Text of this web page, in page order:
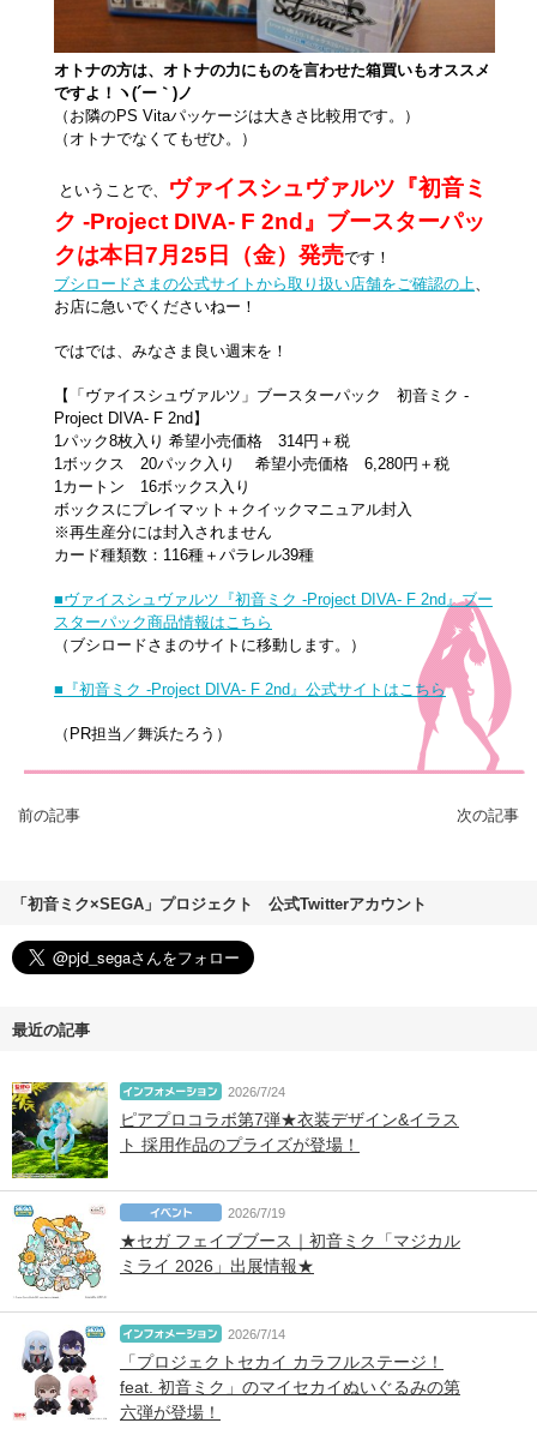
オトナの方は、オトナの力にものを言わせた箱買いもオススメ
ですよ！ヽ(´ー｀)ノ
（お隣のPS Vitaパッケージは大きさ比較用です。）
（オトナでなくてもぜひ。）
ということで、
ヴァイスシュヴァルツ『初音ミ
ク -Project DIVA- F 2nd』ブースターパッ
クは本日7月25日（金）発売です！
ブシロードさまの公式サイトから取り扱い店舗をご確認の上
お店に急いでくださいねー！
ではでは、みなさま良い週末を！
【「ヴァイスシュヴァルツ」ブースターパック 初音ミク -
Project DIVA- F 2nd】
1パック8枚入り 希望小売価格 314円＋税
1ボックス 20パック入り 希望小売価格 6,280円＋税
1カートン 16ボックス入り
ボックスにプレイマット＋クイックマニュアル封入
※再生産分には封入されません
カード種類数：116種＋パラレル39種
■ヴァイスシュヴァルツ『初音ミク -Project DIVA- F 2nd』ブー
スターパック商品情報はこちら
（ブシロードさまのサイトに移動します。）
■『初音ミク -Project DIVA- F 2nd』公式サイトはこちら
（PR担当／舞浜たろう）
前の記事 次の記事
「初音ミク×SEGA」プロジェクト 公式Twitterアカウント
最近の記事
2026/7/24
ピアプロコラボ第7弾★衣装デザイン&イラス
ト 採用作品のプライズが登場！
2026/7/19
★セガ フェイブブース｜初音ミク「マジカル
ミライ 2026」出展情報★
2026/7/14
「プロジェクトセカイ カラフルステージ！
feat. 初音ミク」のマイセカイぬいぐるみの第
六弾が登場！